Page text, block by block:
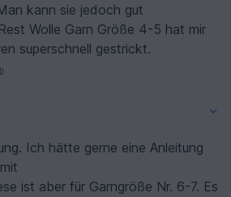
kann sie jedoch gut
Wolle Garn Größe 4-5 hat mir
superschnell gestrickt.
Ich hätte gerne eine Anleitung
ist aber für Garngröße Nr. 6-7. Es